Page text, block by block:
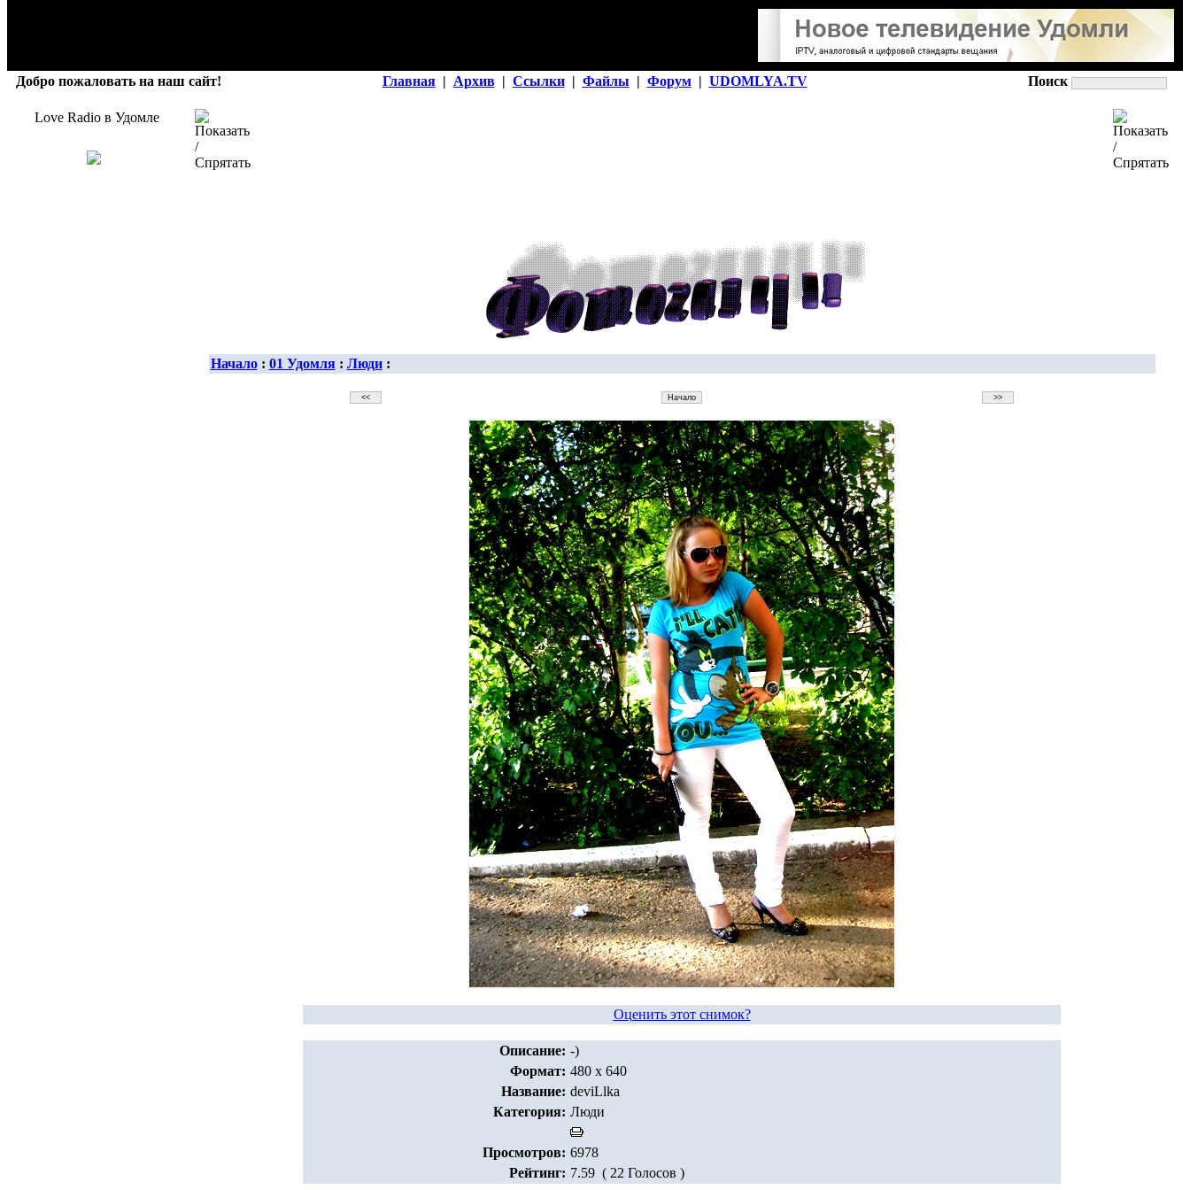
Добро пожаловать на наш сайт! Главная | Архив | Ссылки | Файлы | Форум | UDOMLYA.TV Поиск
Love Radio в Удомле
Начало: 01 Удомля: Люди:
Оценить этот снимок?
Описание: -)
Формат: 480 x 640
Название: deviLlka
Категория: Люди
Просмотров: 6978
Рейтинг: 7.59 ( 22 Голосов )